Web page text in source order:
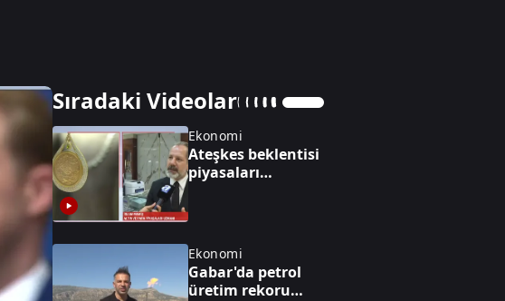
Sıradaki Videolar
Ekonomi
Ateşkes beklentisi
piyasaları
Ekonomi
Gabar'da petrol
üretim rekoru